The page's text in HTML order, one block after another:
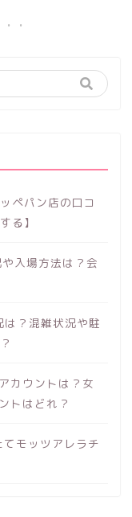
ペパン店の口コ
る】
入場方法は？会
？混雑状況や駐
カウントは？女
トはどれ？
モッツアレラチ